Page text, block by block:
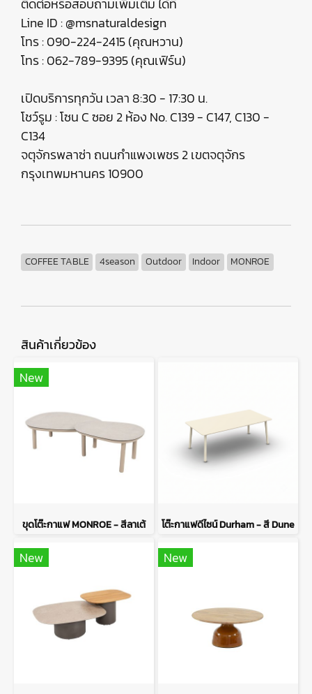
ติดต่อหรือสอบถามเพิ่มเติม ได้ที่
Line ID : @msnaturaldesign
โทร : 090-224-2415 (คุณหวาน)
โทร : 062-789-9395 (คุณเฟิร์น)
เปิดบริการทุกวัน เวลา 8:30 - 17:30 น.
โชว์รูม : โซน C ซอย 2 ห้อง No. C139 - C147, C130 -
C134
จตุจักรพลาซ่า ถนนกำแพงเพชร 2 เขตจตุจักร
กรุงเทพมหานคร 10900
COFFEE TABLE 4season Outdoor Indoor MONROE
สินค้าเกี่ยวข้อง
New
ขุดโต๊ะกาแฟ MONROE - สีลาเต้ โต๊ะกาแฟดีไซน์ Durham - สี Dune
New New